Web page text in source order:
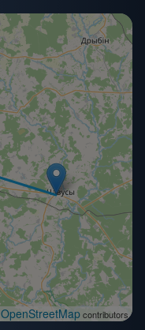
OpenStreetMapcontributors